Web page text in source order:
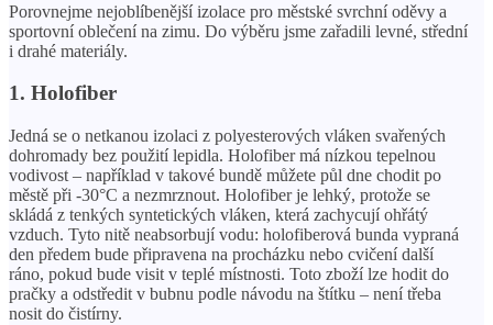
Porovnejme nejoblíbenější izolace pro městské svrchní oděvy a
sportovní oblečení na zimu. Do výběru jsme zařadili levné, střední
i drahé materiály.
1. Holofiber
Jedná se o netkanou izolaci z polyesterových vláken svařených
dohromady bez použití lepidla. Holofiber má nízkou tepelnou
vodivost – například v takové bundě můžete půl dne chodit po
městě při -30°C a nezmrznout. Holofiber je lehký, protože se
skládá z tenkých syntetických vláken, která zachycují ohřátý
vzduch. Tyto nitě neabsorbují vodu: holofiberová bunda vypraná
den předem bude připravena na procházku nebo cvičení další
ráno, pokud bude visit v teplé místnosti. Toto zboží lze hodit do
pračky a odstředit v bubnu podle návodu na štítku – není třeba
nosit do čistírny.